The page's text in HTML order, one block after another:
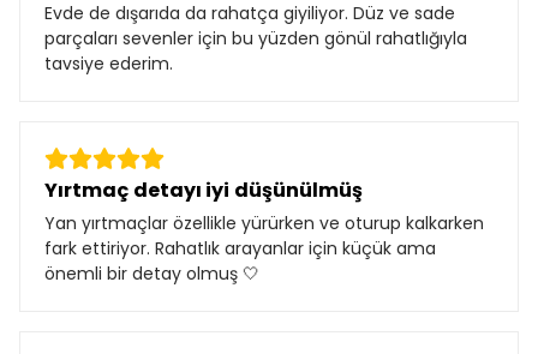
Evde de dışarıda da rahatça giyiliyor. Düz ve sade
parçaları sevenler için bu yüzden gönül rahatlığıyla
tavsiye ederim.
Yırtmaç detayı iyi düşünülmüş
Yan yırtmaçlar özellikle yürürken ve oturup kalkarken
fark ettiriyor. Rahatlık arayanlar için küçük ama
önemli bir detay olmuş 🤍